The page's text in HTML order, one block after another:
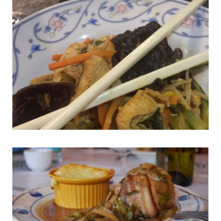
lard en gelée
Publié le 22/09/2018 à 14:33
0
Saltimboca de volaille
farcis au gorgonzola et
jambon cru
Publié le 08/09/2018 à 16:39